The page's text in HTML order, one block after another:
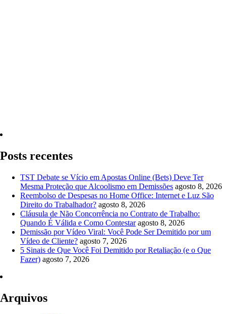
Posts recentes
TST Debate se Vício em Apostas Online (Bets) Deve Ter
Mesma Proteção que Alcoolismo em Demissões agosto 8, 2026
Reembolso de Despesas no Home Office: Internet e Luz São
Direito do Trabalhador? agosto 8, 2026
Cláusula de Não Concorrência no Contrato de Trabalho:
Quando É Válida e Como Contestar agosto 8, 2026
Demissão por Vídeo Viral: Você Pode Ser Demitido por um
Vídeo de Cliente? agosto 7, 2026
5 Sinais de Que Você Foi Demitido por Retaliação (e o Que
Fazer) agosto 7, 2026
Arquivos